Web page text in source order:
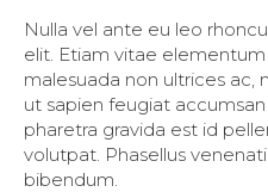
Nulla vel ante eu leo
elit. Etiam vitae
malesuada non ultrices ac,
ut sapien feugiat
pharetra gravida est id
volutpat. Phasellus
bibendum.